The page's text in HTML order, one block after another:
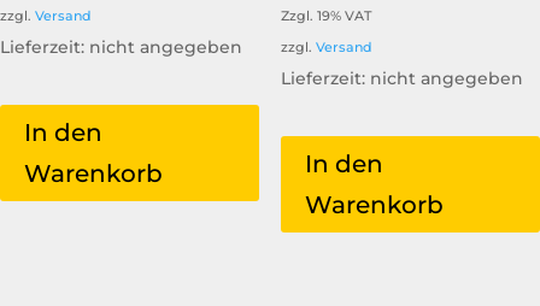
zzgl. Versand
Lieferzeit: nicht angegeben
In den
Warenkorb
Zzgl. 19% VAT
zzgl. Versand
Lieferzeit: nicht angegeben
In den
Warenkorb